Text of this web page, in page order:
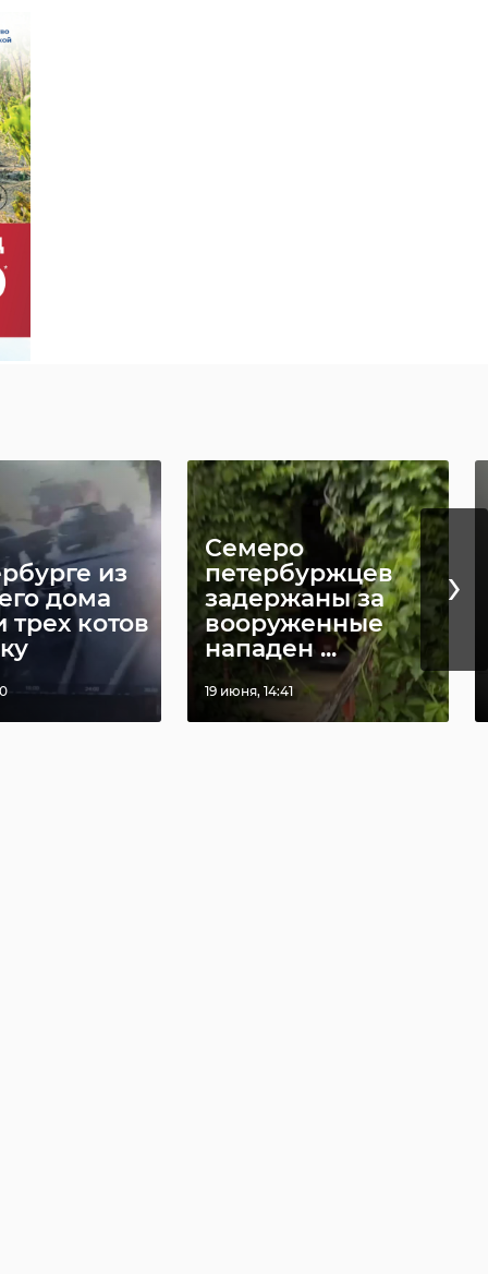
из
дома
трех котов
Семеро
петербуржцев
задержаны за
вооруженные
нападен ...
19 июня, 14:41
›
водитель
погиб,
с
16:57
В Ленобласти с 1
по 4 ноября
произошло 318
ДТП
05 ноября 2025, 11:39
›